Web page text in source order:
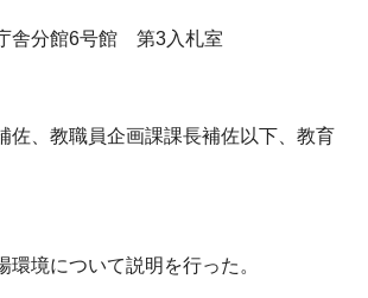
舎分館6号館 第3入札室
佐、教職員企画課課長補佐以下、教育
環境について説明を行った。